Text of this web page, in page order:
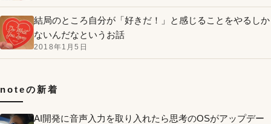
結局のところ自分が「好きだ！」と感じることをやるしか
ないんだなというお話
2018年1月5日
noteの新着
AI開発に音声入力を取り入れたら思考のOSがアップデー